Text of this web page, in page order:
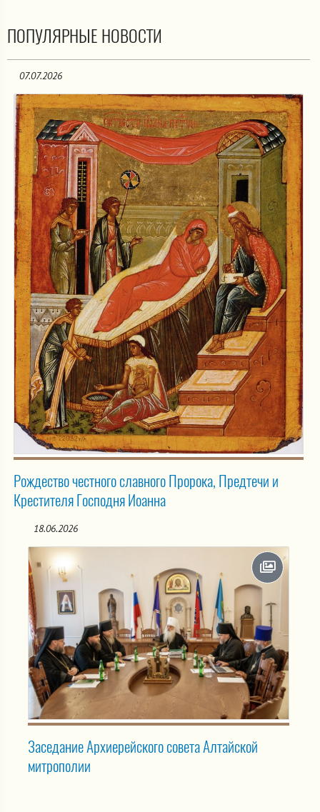
ПОПУЛЯРНЫЕ НОВОСТИ
07.07.2026
Рождество честного славного Пророка, Предтечи и
Крестителя Господня Иоанна
18.06.2026
Заседание Архиерейского совета Алтайской
митрополии